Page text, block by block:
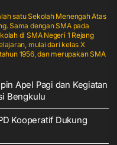
satu Sekolah Menengah Atas
Sama dengan SMA pada
di SMA Negeri 1 Rejang
mulai dari kelas X
1956, dan merupakan SMA
Apel Pagi dan Kegiatan
Bengkulu
Kooperatif Dukung